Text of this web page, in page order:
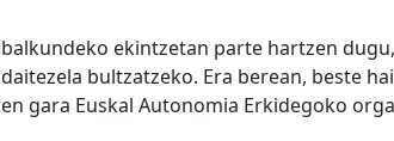
ekintzetan parte hartzen
bultzatzeko. Era berean, beste
gara Euskal Autonomia Erkidegoko